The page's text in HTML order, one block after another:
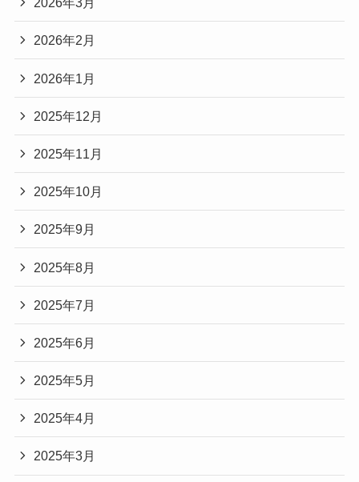
2026年2月
2026年1月
2025年12月
2025年11月
2025年10月
2025年9月
2025年8月
2025年7月
2025年6月
2025年5月
2025年4月
2025年3月